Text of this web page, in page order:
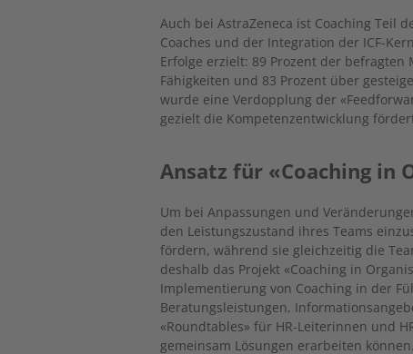
Auch bei AstraZeneca ist Coaching Teil
Coaches und der Integration der ICF-
Erfolge erzielt: 89 Prozent der
Fähigkeiten und 83 Prozent über
wurde eine Verdopplung der
gezielt die Kompetenzentwicklung
Ansatz für «Coaching in
Um bei Anpassungen und
den Leistungszustand ihres Teams
fördern, während sie gleichzeitig die
deshalb das Projekt «Coaching in
Implementierung von Coaching in der
Beratungsleistungen,
«Roundtables» für HR-Leiterinnen und
gemeinsam Lösungen erarbeiten